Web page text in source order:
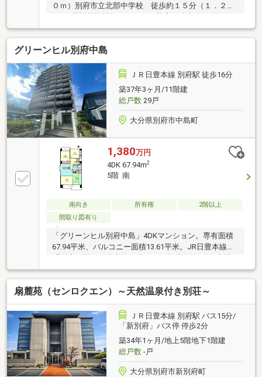
０ｍ）別府市立北部中学校 徒歩約１５分（１．２ｋ
００ｍ）セブンイレブン別府上人ヶ浜店 徒歩約５分
（４００ｍ）マルショク大学通り店 車約５分（１．
４ｋｍ）●ハザードマップ情報当物件は津波ハザード
マップにおいて、０．５～１ｍ未満の浸水想定区域に
含まれています。《メールで優先的に新着物件をお届
けします！》ご質問や内覧のご希望もお気軽にご連絡
ください♪
グリーンヒル別府中島
ＪＲ日豊本線 別府駅 徒歩16分
築37年3ヶ月/11階建
総戸数29戸
大分県別府市中島町
1,380万円
4DK 67.94m2
5階 南
南向き 所有権
2階以上
間取り図有り
「グリーンヒル別府中島」4DKマンション。専有面積
67.94平米、バルコニー面積13.61平米。JR日豊本線
です。
扇麓苑（センロクエン）～天然温泉付き別荘～
ＪＲ日豊本線 別府駅 バス15分/
「新別府」バス停 停歩2分
築34年1ヶ月/地上5階地下1階建
総戸数-戸
大分県別府市新別府町